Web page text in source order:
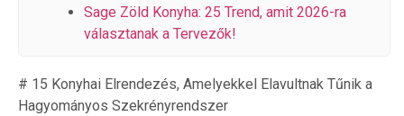
Sage Zöld Konyha: 25 Trend, amit 2026-ra
választanak a Tervezők!
# 15 Konyhai Elrendezés, Amelyekkel Elavultnak Tűnik a
Hagyományos Szekrényrendszer